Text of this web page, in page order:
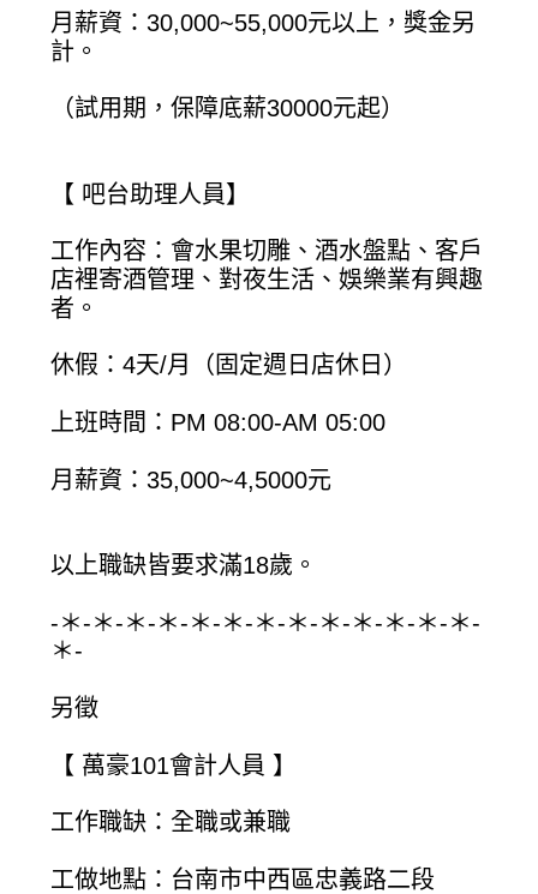
月薪資：30,000~55,000元以上，獎金另
計。
（試用期，保障底薪30000元起）
【 吧台助理人員】
工作內容：會水果切雕、酒水盤點、客戶
店裡寄酒管理、對夜生活、娛樂業有興趣
者。
休假：4天/月（固定週日店休日）
上班時間：PM 08:00-AM 05:00
月薪資：35,000~4,5000元
以上職缺皆要求滿18歲。
-＊-＊-＊-＊-＊-＊-＊-＊-＊-＊-＊-＊-＊-
＊-
另徵
【 萬豪101會計人員 】
工作職缺：全職或兼職
工做地點：台南市中西區忠義路二段